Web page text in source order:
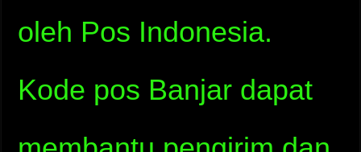
oleh Pos Indonesia.
Kode pos Banjar dapat